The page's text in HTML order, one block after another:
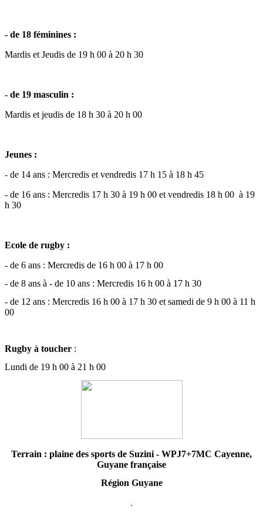
- de 18 féminines :
Mardis et Jeudis de 19 h 00 à 20 h 30
- de 19 masculin :
Mardis et jeudis de 18 h 30 à 20 h 00
Jeunes :
- de 14 ans : Mercredis et vendredis 17 h 15 à 18 h 45
- de 16 ans : Mercredis 17 h 30 à 19 h 00 et vendredis 18 h 00 à 19
h 30
Ecole de rugby :
- de 6 ans : Mercredis de 16 h 00 à 17 h 00
- de 8 ans à - de 10 ans : Mercredis 16 h 00 à 17 h 30
- de 12 ans : Mercredis 16 h 00 à 17 h 30 et samedi de 9 h 00 à 11 h
00
Rugby à toucher :
Lundi de 19 h 00 à 21 h 00
Terrain : plaine des sports de Suzini - WPJ7+7MC Cayenne,
Guyane française
Région Guyane